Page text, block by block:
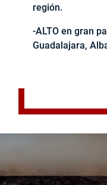
región.
-ALTO en gran
Guadalajara,